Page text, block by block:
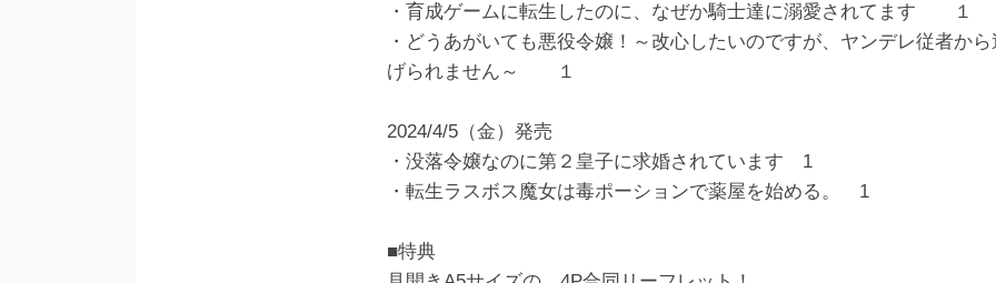
・育成ゲームに転生したのに、なぜか騎士達に溺愛されてます １
・どうあがいても悪役令嬢！～改心したいのですが、ヤンデレ従者から
げられません～ １
2024/4/5（金）発売
・没落令嬢なのに第２皇子に求婚されています 1
・転生ラスボス魔女は毒ポーションで薬屋を始める。 1
■特典